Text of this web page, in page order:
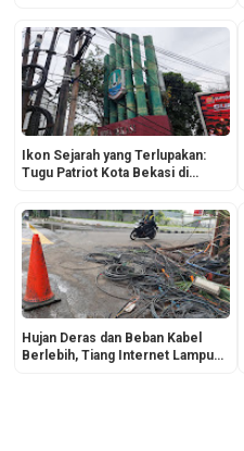
Ikon Sejarah yang Terlupakan:
Tugu Patriot Kota Bekasi di
Benalu
Hujan Deras dan Beban Kabel
Berlebih, Tiang Internet Lampu